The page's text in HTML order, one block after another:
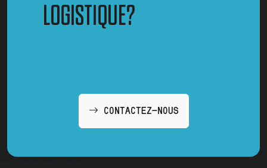
LOGISTIQUE?
CONTACTEZ-NOUS